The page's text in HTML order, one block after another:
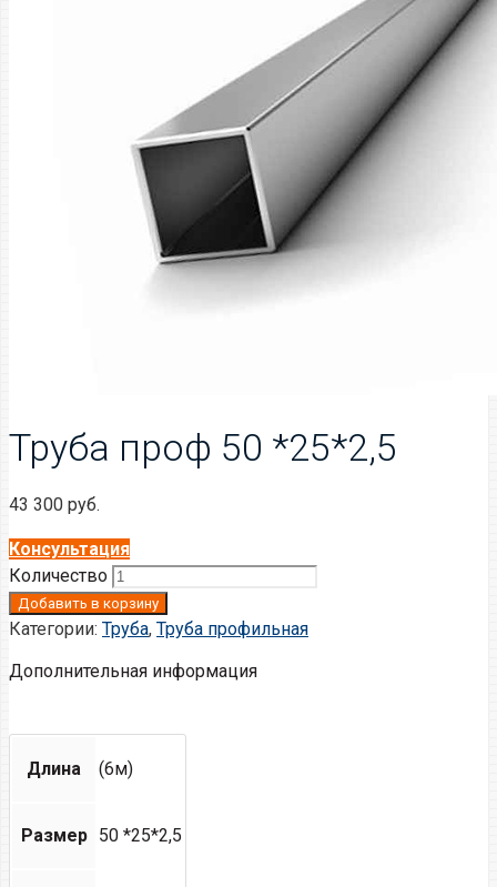
Труба проф 50 *25*2,5
43 300 руб.
Консультация
Количество
Добавить в корзину
Категории: Труба, Труба профильная
Дополнительная информация
Длина (6м)
Размер 50 *25*2,5